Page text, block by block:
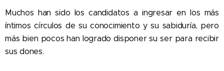
Muchos han sido los candidatos a ingresar en los más
íntimos círculos de su conocimiento y su sabiduría, pero
más bien pocos han logrado disponer su ser para recibir
sus dones.